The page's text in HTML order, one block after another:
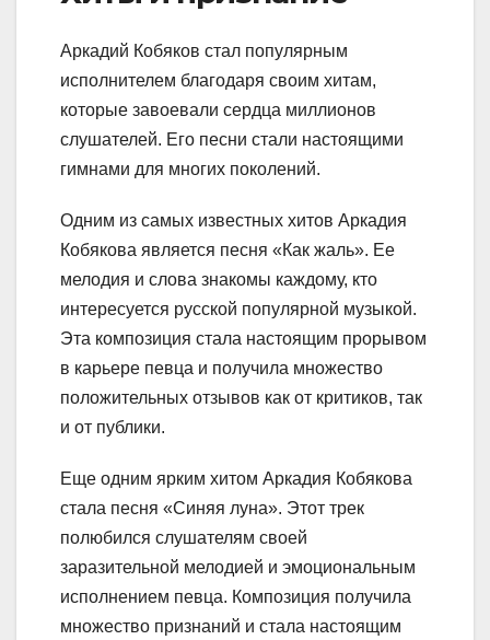
Аркадий Кобяков стал популярным
исполнителем благодаря своим хитам,
которые завоевали сердца миллионов
слушателей. Его песни стали настоящими
гимнами для многих поколений.
Одним из самых известных хитов Аркадия
Кобякова является песня «Как жаль». Ее
мелодия и слова знакомы каждому, кто
интересуется русской популярной музыкой.
Эта композиция стала настоящим прорывом
в карьере певца и получила множество
положительных отзывов как от критиков, так
и от публики.
Еще одним ярким хитом Аркадия Кобякова
стала песня «Синяя луна». Этот трек
полюбился слушателям своей
заразительной мелодией и эмоциональным
исполнением певца. Композиция получила
множество признаний и стала настоящим